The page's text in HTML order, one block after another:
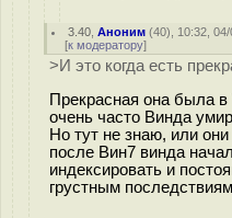
3.40 ,Аноним (40), 10:32,
[к модератору]
>И это когда есть
Прекрасная она была
очень часто Винда
Но тут не знаю, или
после Вин7 винда
индексировать и
грустным